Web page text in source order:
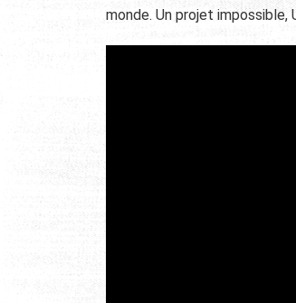
monde. Un projet impossible,